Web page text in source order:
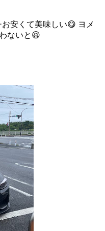
安くて美味しい😋 ヨメ
ないと😆